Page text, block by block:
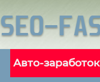
Авто-заработок